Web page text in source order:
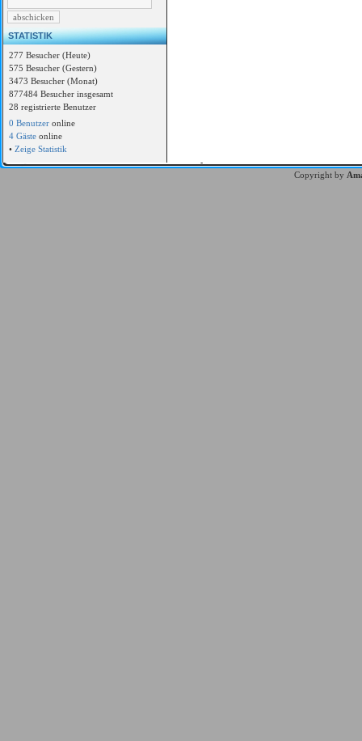
STATISTIK
277 Besucher (Heute)
575 Besucher (Gestern)
3473 Besucher (Monat)
877484 Besucher insgesamt
28 registrierte Benutzer
0 Benutzer online
4 Gäste online
• Zeige Statistik
Copyright by